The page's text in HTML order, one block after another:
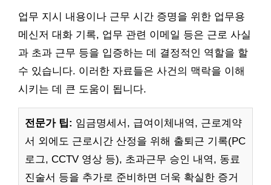
업무 지시 내용이나 근무 시간 증명을 위한 업무용
메신저 대화 기록, 업무 관련 이메일 등은 근로 사실
과 초과 근무 등을 입증하는 데 결정적인 역할을 할
수 있습니다. 이러한 자료들은 사건의 맥락을 이해
시키는 데 큰 도움이 됩니다.
전문가 팁: 임금명세서, 급여이체내역, 근로계약
서 외에도 근로시간 산정을 위해 출퇴근 기록(PC
로그, CCTV 영상 등), 초과근무 승인 내역, 동료
진술서 등을 추가로 준비하면 더욱 확실한 증거